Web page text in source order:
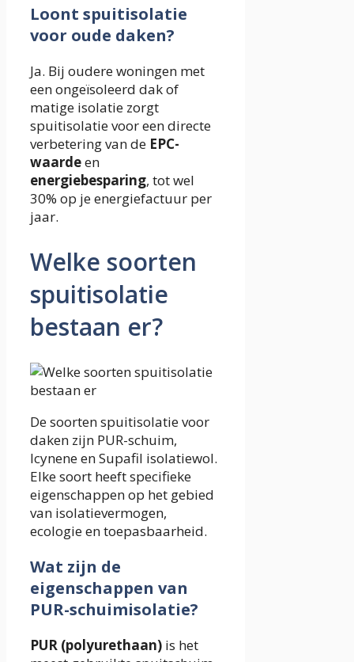
Loont spuitisolatie
voor oude daken?
Ja. Bij oudere woningen met
een ongeïsoleerd dak of
matige isolatie zorgt
spuitisolatie voor een directe
verbetering van de EPC-
waardeen
energiebesparing, tot wel
30% op je energiefactuur per
jaar.
Welke soorten
spuitisolatie
bestaan er?
De soorten spuitisolatie voor
daken zijn PUR-schuim,
Icynene en Supafil isolatiewol.
Elke soort heeft specifieke
eigenschappen op het gebied
van isolatievermogen,
ecologie en toepasbaarheid.
Wat zijn de
eigenschappen van
PUR-schuimisolatie?
PUR (polyurethaan) is het